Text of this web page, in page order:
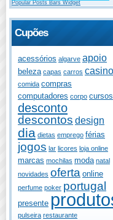
Popular Posts Bars Widget
Cupões
acessórios algarve apoio
beleza capas carros casino
comida compras
computadores corpo cursos
desconto
descontos design
dia dietas emprego férias
jogos lar licores loja online
marcas mochilas moda natal
novidades oferta online
perfume poker portugal
presente
pulseira restaurante